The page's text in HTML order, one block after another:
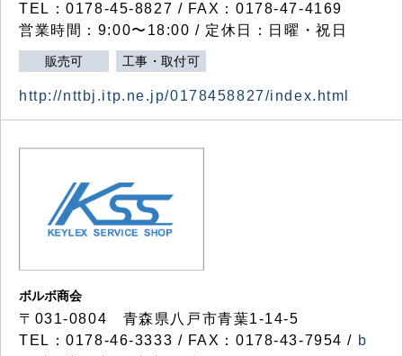
TEL：0178-45-8827 / FAX：0178-47-4169
営業時間：9:00〜18:00 / 定休日：日曜・祝日
販売可 工事・取付可
http://nttbj.itp.ne.jp/0178458827/index.html
ボルボ商会
〒031-0804 青森県八戸市青葉1-14-5
TEL：0178-46-3333 / FAX：0178-43-7954 / b